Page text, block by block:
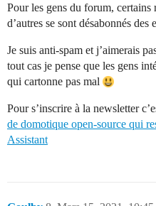
Pour les gens du forum,
d’autres se sont désabonnés
Je suis anti-spam et j’aimerais
tout cas je pense que les gens
qui cartonne pas mal
Pour s’inscrire à la newsletter
de domotique open-source qui
Assistant